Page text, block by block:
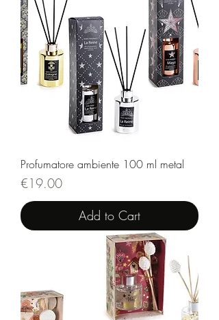
Profumatore ambiente 100 ml metal
Price
€19.00
Add to Cart